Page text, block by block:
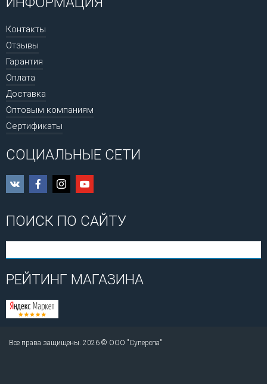
Контакты
Отзывы
Гарантия
Оплата
Доставка
Оптовым компаниям
Сертификаты
СОЦИАЛЬНЫЕ СЕТИ
ПОИСК ПО САЙТУ
РЕЙТИНГ МАГАЗИНА
Все права защищены. 2026 © ООО "Суперспа"